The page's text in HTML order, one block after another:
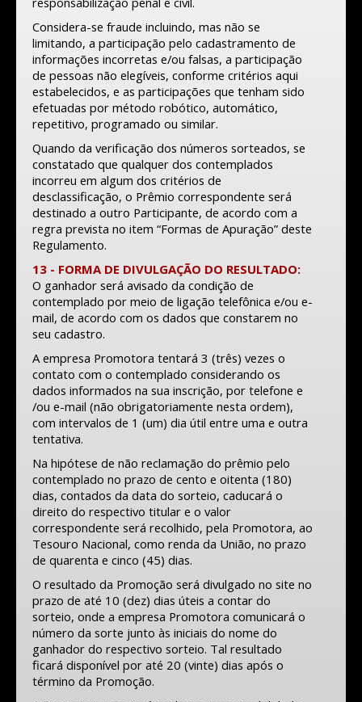
Considera-se fraude incluindo, mas não se
limitando, a participação pelo cadastramento de
informações incorretas e/ou falsas, a participação
de pessoas não elegíveis, conforme critérios aqui
estabelecidos, e as participações que tenham sido
efetuadas por método robótico, automático,
repetitivo, programado ou similar.
Quando da verificação dos números sorteados, se
constatado que qualquer dos contemplados
incorreu em algum dos critérios de
desclassificação, o Prêmio correspondente será
destinado a outro Participante, de acordo com a
regra prevista no item “Formas de Apuração” deste
Regulamento.
13 - FORMA DE DIVULGAÇÃO DO RESULTADO:
O ganhador será avisado da condição de
contemplado por meio de ligação telefônica e/ou e-
mail, de acordo com os dados que constarem no
seu cadastro.
A empresa Promotora tentará 3 (três) vezes o
contato com o contemplado considerando os
dados informados na sua inscrição, por telefone e
/ou e-mail (não obrigatoriamente nesta ordem),
com intervalos de 1 (um) dia útil entre uma e outra
tentativa.
Na hipótese de não reclamação do prêmio pelo
contemplado no prazo de cento e oitenta (180)
dias, contados da data do sorteio, caducará o
direito do respectivo titular e o valor
correspondente será recolhido, pela Promotora, ao
Tesouro Nacional, como renda da União, no prazo
de quarenta e cinco (45) dias.
O resultado da Promoção será divulgado no site no
prazo de até 10 (dez) dias úteis a contar do
sorteio, onde a empresa Promotora comunicará o
número da sorte junto às iniciais do nome do
ganhador do respectivo sorteio. Tal resultado
ficará disponível por até 20 (vinte) dias após o
término da Promoção.